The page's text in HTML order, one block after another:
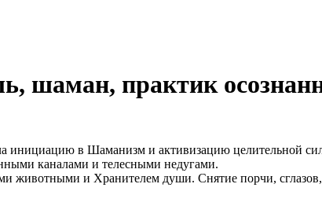
шаман, практик
ини­ци­а­цию в Шама­низм и акти­ви­за­цию цели­тель­ной
кана­ла­ми и телес­ны­ми недугами.
живот­ны­ми и Хра­ни­те­лем души. Сня­тие пор­чи,